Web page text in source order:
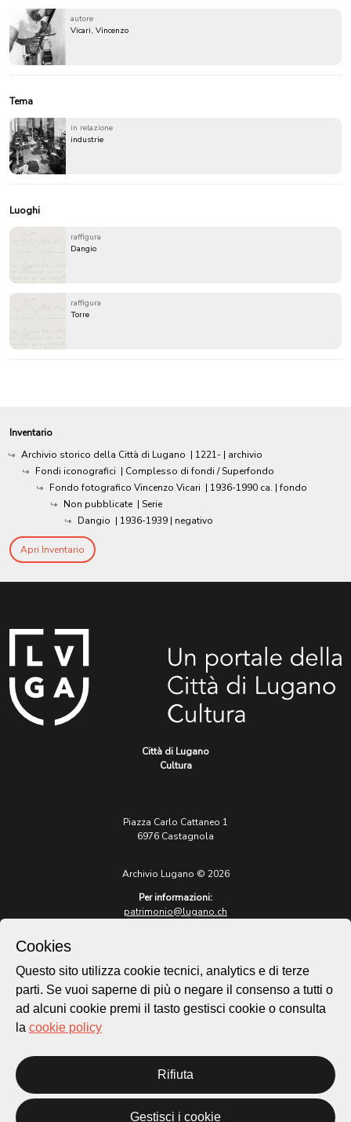
autore
Vicari, Vincenzo
Tema
in relazione
industrie
Luoghi
raffigura
Dangio
raffigura
Torre
Inventario
Archivio storico della Città di Lugano | 1221- | archivio
Fondi iconografici | Complesso di fondi / Superfondo
Fondo fotografico Vincenzo Vicari | 1936-1990 ca. | fondo
Non pubblicate | Serie
Dangio | 1936-1939 | negativo
Apri Inventario
Città di Lugano
Cultura
Piazza Carlo Cattaneo 1
6976 Castagnola
Archivio Lugano © 2026
Per informazioni:
patrimonio@lugano.ch
lugano.ch
Cookie policy
Homepage
Temi
Cookies
Questo sito utilizza cookie tecnici, analytics e di terze
parti. Se vuoi saperne di più o negare il consenso a tutti o
ad alcuni cookie premi il tasto gestisci cookie o consulta
la cookie policy
Rifiuta
Gestisci i cookie